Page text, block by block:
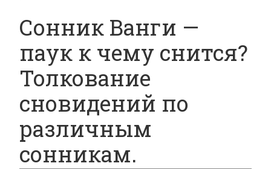
Сонник Ванги —
паук к чему снится?
Толкование
сновидений по
различным
сонникам.